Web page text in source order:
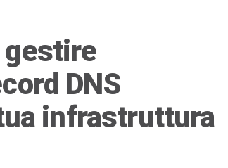
gestire
DNS
infrastruttura